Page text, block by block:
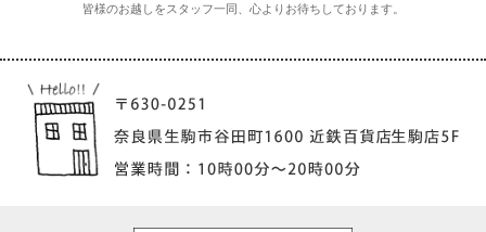
皆様のお越しをスタッフ一同、心よりお待ちしております。